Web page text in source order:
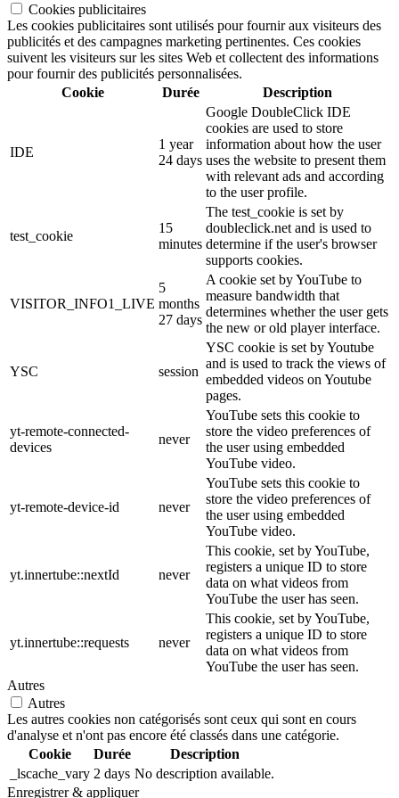
Cookies publicitaires
Les cookies publicitaires sont utilisés pour fournir aux visiteurs des
publicités et des campagnes marketing pertinentes. Ces cookies
suivent les visiteurs sur les sites Web et collectent des informations
pour fournir des publicités personnalisées.
Cookie
Durée Description
IDE
1 year
24 days
Google DoubleClick IDE
cookies are used to store
information about how the user
uses the website to present them
with relevant ads and according
to the user profile.
test_cookie
15
minutes
The test_cookie is set by
doubleclick.net and is used to
determine if the user's browser
supports cookies.
VISITOR_INFO1_LIVE
5
months
27 days
A cookie set by YouTube to
measure bandwidth that
determines whether the user gets
the new or old player interface.
YSC session
YSC cookie is set by Youtube
and is used to track the views of
embedded videos on Youtube
pages.
yt-remote-connected-
devices
never
YouTube sets this cookie to
store the video preferences of
the user using embedded
YouTube video.
yt-remote-device-id never
YouTube sets this cookie to
store the video preferences of
the user using embedded
YouTube video.
yt.innertube::nextId never
This cookie, set by YouTube,
registers a unique ID to store
data on what videos from
YouTube the user has seen.
yt.innertube::requests never
This cookie, set by YouTube,
registers a unique ID to store
data on what videos from
YouTube the user has seen.
Autres
Autres
Les autres cookies non catégorisés sont ceux qui sont en cours
d'analyse et n'ont pas encore été classés dans une catégorie.
Cookie
Durée
Description
_lscache_vary 2 days No description available.
Enregistrer & appliquer